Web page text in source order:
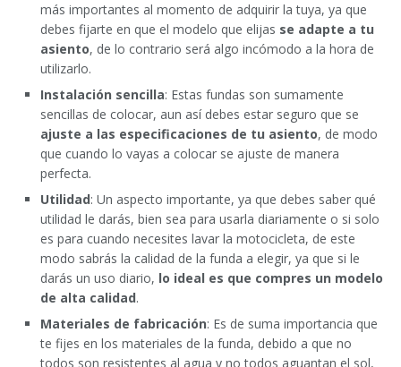
más importantes al momento de adquirir la tuya, ya que
debes fijarte en que el modelo que elijas se adapte a tu
asiento, de lo contrario será algo incómodo a la hora de
utilizarlo.
Instalación sencilla: Estas fundas son sumamente
sencillas de colocar, aun así debes estar seguro que se
ajuste a las especificaciones de tu asiento, de modo
que cuando lo vayas a colocar se ajuste de manera
perfecta.
Utilidad: Un aspecto importante, ya que debes saber qué
utilidad le darás, bien sea para usarla diariamente o si solo
es para cuando necesites lavar la motocicleta, de este
modo sabrás la calidad de la funda a elegir, ya que si le
darás un uso diario, lo ideal es que compres un modelo
de alta calidad.
Materiales de fabricación: Es de suma importancia que
te fijes en los materiales de la funda, debido a que no
todos son resistentes al agua y no todos aguantan el sol,